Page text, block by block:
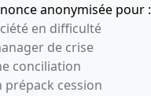
anonymisée pour :
en difficulté
de crise
conciliation
prépack cession